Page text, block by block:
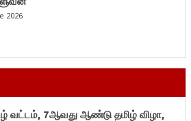
2026
வட்டம், 7ஆவது ஆண்டு தமிழ் விழா,